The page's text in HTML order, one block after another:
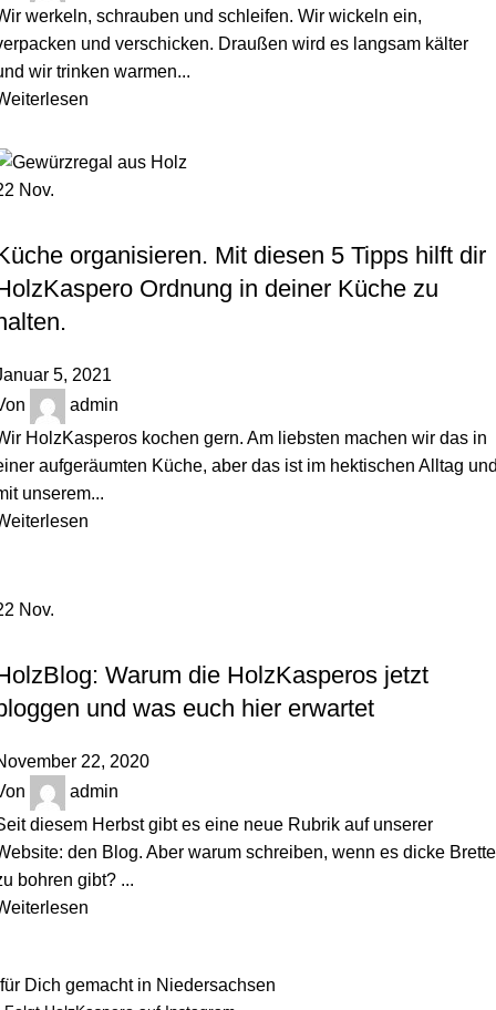
werkeln, schrauben und schleifen. Wir wickeln ein,
und verschicken. Draußen wird es langsam kälter
wir trinken warmen...
Nov.
organisieren. Mit diesen 5 Tipps hilft dir
Ordnung in deiner Küche zu
5, 2021
admin
HolzKasperos kochen gern. Am liebsten machen wir das in
aufgeräumten Küche, aber das ist im hektischen Alltag
unserem...
Nov.
Warum die HolzKasperos jetzt
und was euch hier erwartet
22, 2020
admin
diesem Herbst gibt es eine neue Rubrik auf unserer
den Blog. Aber warum schreiben, wenn es dicke
bohren gibt? ...
für Dich gemacht in Niedersachsen